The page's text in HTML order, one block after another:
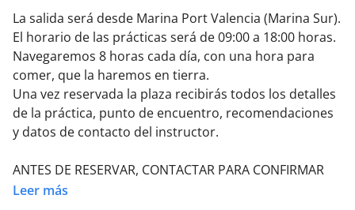
DISPINIBILIDAD
La salida será desde Marina Port Valencia (Marina Sur).
El horario de las prácticas será de 09:00 a 18:00 horas.
Navegaremos 8 horas cada día, con una hora para
comer, que la haremos en tierra.
Una vez reservada la plaza recibirás todos los detalles
de la práctica, punto de encuentro, recomendaciones
y datos de contacto del instructor.
ANTES DE RESERVAR, CONTACTAR PARA CONFIRMAR
DISPINIBILIDAD
Leer más